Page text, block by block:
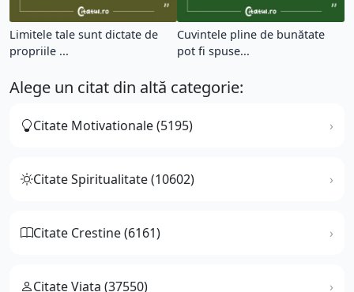
Limitele tale sunt dictate de
propriile ...
Cuvintele pline de bunătate
pot fi spuse...
Alege un citat din altă categorie:
Citate Motivationale (5195)
Citate Spiritualitate (10602)
Citate Crestine (6161)
Citate Viata (37550)